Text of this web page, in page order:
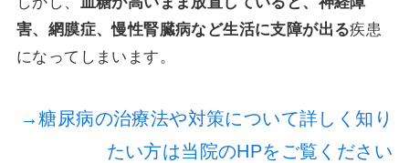
害、網膜症、慢性腎臓病など生活に支障が出る疾患
になってしまいます。
→糖尿病の治療法や対策について詳しく知り
たい方は当院のHPをご覧ください